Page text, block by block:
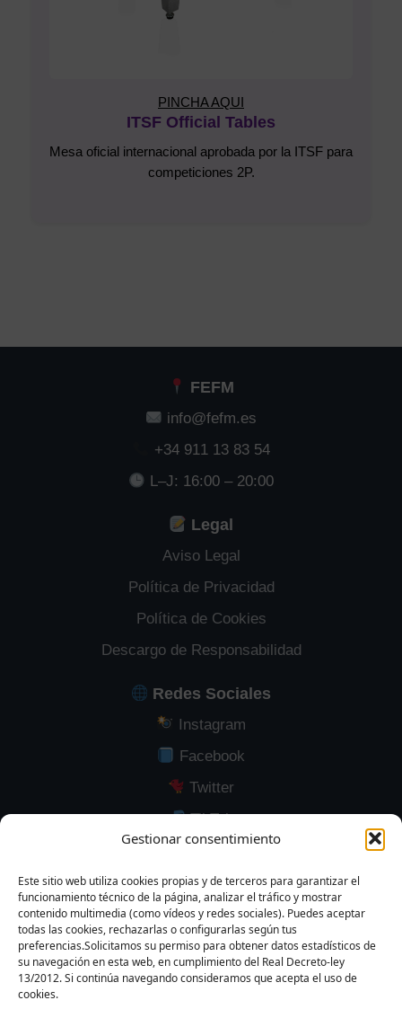
Gestionar consentimiento
Este sitio web utiliza cookies propias y de terceros para garantizar el
funcionamiento técnico de la página, analizar el tráfico y mostrar
contenido multimedia (como vídeos y redes sociales). Puedes aceptar
todas las cookies, rechazarlas o configurarlas según tus
preferencias.Solicitamos su permiso para obtener datos estadísticos de
su navegación en esta web, en cumplimiento del Real Decreto-ley
13/2012. Si continúa navegando consideramos que acepta el uso de
cookies.
PINCHA AQUI
ITSF Official Tables
Mesa oficial internacional aprobada por la ITSF para
competiciones 2P.
FEFM
info@fefm.es
+34 911 13 83 54
L–J: 16:00 – 20:00
Legal
Aviso Legal
Política de Privacidad
Política de Cookies
Descargo de Responsabilidad
Redes Sociales
Instagram
Facebook
Twitter
TikTok
YouTube
LinkedIn
Modalidad F5 F4 Parado F4 Movimiento